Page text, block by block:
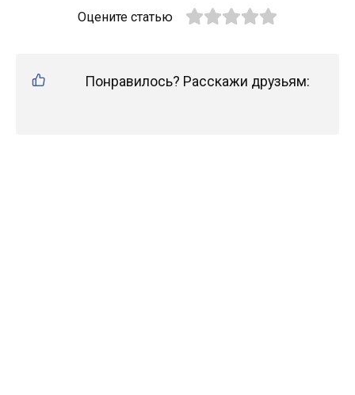
Оцените статью
Понравилось? Расскажи друзьям: